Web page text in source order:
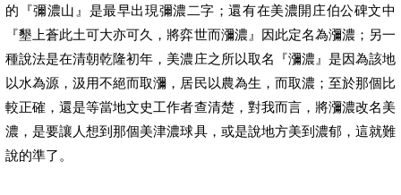
的『彌濃山』是最早出現彌濃二字；還有在美濃開庄伯公碑文中
『墾上蒼此土可大亦可久，將弈世而瀰濃』因此定名為瀰濃；另一
種說法是在清朝乾隆初年，美濃庄之所以取名『瀰濃』是因為該地
以水為源，汲用不絕而取瀰，居民以農為生，而取濃；至於那個比
較正確，還是等當地文史工作者查清楚，對我而言，將瀰濃改名美
濃，是要讓人想到那個美津濃球具，或是說地方美到濃郁，這就難
說的準了。